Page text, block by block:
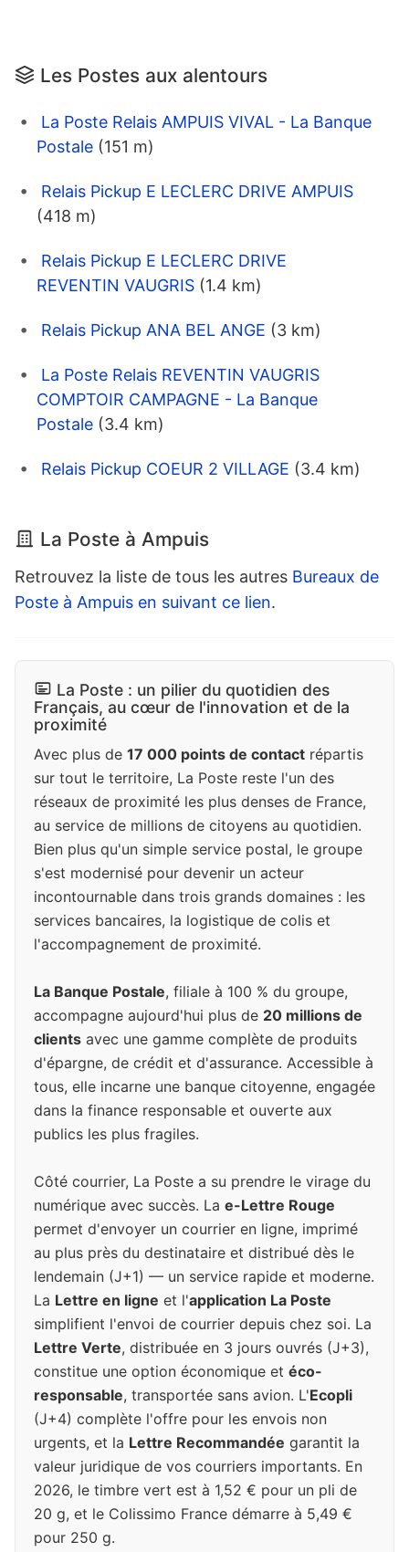
Les Postes aux alentours
La Poste Relais AMPUIS VIVAL - La Banque
Postale (151 m)
Relais Pickup E LECLERC DRIVE AMPUIS
(418 m)
Relais Pickup E LECLERC DRIVE
REVENTIN VAUGRIS (1.4 km)
Relais Pickup ANA BEL ANGE (3 km)
La Poste Relais REVENTIN VAUGRIS
COMPTOIR CAMPAGNE - La Banque
Postale (3.4 km)
Relais Pickup COEUR 2 VILLAGE (3.4 km)
La Poste à Ampuis
Retrouvez la liste de tous les autres Bureaux de
Poste à Ampuis en suivant ce lien.
La Poste : un pilier du quotidien des
Français, au cœur de l'innovation et de la
proximité
Avec plus de 17 000 points de contact répartis
sur tout le territoire, La Poste reste l'un des
réseaux de proximité les plus denses de France,
au service de millions de citoyens au quotidien.
Bien plus qu'un simple service postal, le groupe
s'est modernisé pour devenir un acteur
incontournable dans trois grands domaines : les
services bancaires, la logistique de colis et
l'accompagnement de proximité.
La Banque Postale, filiale à 100 % du groupe,
accompagne aujourd'hui plus de 20 millions de
clients avec une gamme complète de produits
d'épargne, de crédit et d'assurance. Accessible à
tous, elle incarne une banque citoyenne, engagée
dans la finance responsable et ouverte aux
publics les plus fragiles.
Côté courrier, La Poste a su prendre le virage du
numérique avec succès. La e-Lettre Rouge
permet d'envoyer un courrier en ligne, imprimé
au plus près du destinataire et distribué dès le
lendemain (J+1) — un service rapide et moderne.
La Lettre en ligne et l'application La Poste
simplifient l'envoi de courrier depuis chez soi. La
Lettre Verte, distribuée en 3 jours ouvrés (J+3),
constitue une option économique et éco-
responsable, transportée sans avion. L'Ecopli
(J+4) complète l'offre pour les envois non
urgents, et la Lettre Recommandée garantit la
valeur juridique de vos courriers importants. En
2026, le timbre vert est à 1,52 € pour un pli de
20 g, et le Colissimo France démarre à 5,49 €
pour 250 g.